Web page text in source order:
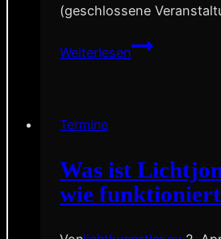
(geschlossene
Weiterlesen
Hochschule
Coburg,
Termine
Was ist
wie funktioniert